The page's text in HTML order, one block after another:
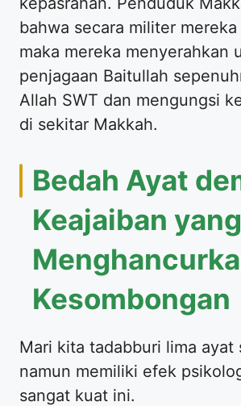
bahwa secara militer
maka mereka menyerahkan
penjagaan Baitullah
Allah SWT dan mengungsi
di sekitar Makkah.
Bedah Ayat
Keajaiban yang
Kesombongan
Mari kita tadabburi lima ayat
namun memiliki efek
sangat kuat ini.